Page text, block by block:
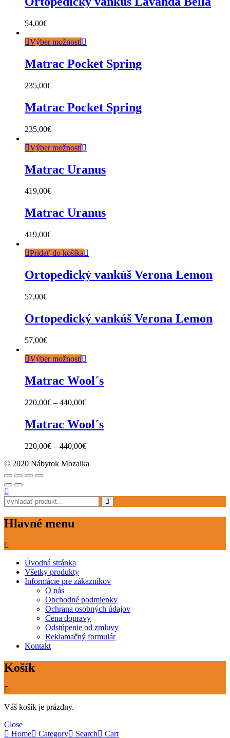
54,00€
Výber možností
Matrac Pocket Spring
235,00€
Matrac Pocket Spring
235,00€
Výber možností
Matrac Uranus
419,00€
Matrac Uranus
419,00€
Pridať do košíka
Ortopedický vankúš Verona Lemon
57,00€
Ortopedický vankúš Verona Lemon
57,00€
Výber možností
Matrac Wool´s
220,00€ – 440,00€
Matrac Wool´s
220,00€ – 440,00€
© 2020 Nábytok Mozaika
Hlavné menu
Úvodná stránka
Všetky produkty
Informácie pre zákazníkov
O nás
Obchodné podmienky
Ochrana osobných údajov
Cena dopravy
Odstúpenie od zmluvy
Reklamačný formulár
Kontakt
Košík
Váš košík je prázdny.
Close
Home
Category Search Cart